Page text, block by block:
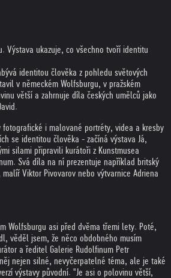
Výstava ukazuje, co všechno tvoří identitu
identitou člověka z pohledu světových
v německém Wolfsburgu, v pražském
větší a zahrnuje díla českých umělců jako
fotografické i malované portréty, videa a kresby
se identitou člověka - začíná výstava Já,
silami připravili kurátoři z Kunstmusea
Svá díla na ní prezentuje například britský
Viktor Pivovarov nebo výtvarnice Adriena
Wolfsburgu asi před dvěma třemi lety. Poté,
věděl jsem, že něco obdobného musím
a ředitel Galerie Rudolfinum Petr
nejen silné, nevyčerpatelné téma, ale je také
výstavy původní. "Je asi o polovinu větší,